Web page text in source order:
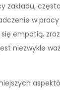
zakładu,
w
empatią,
niezwykle